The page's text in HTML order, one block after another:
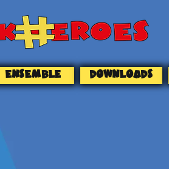
ENSEMBLE DOWNLOADS